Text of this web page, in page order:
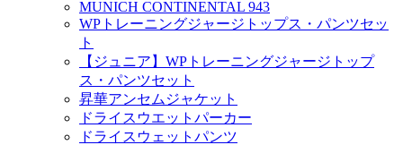
MUNICH CONTINENTAL 943
WPトレーニングジャージトップス・パンツセッ
ト
【ジュニア】WPトレーニングジャージトップ
ス・パンツセット
昇華アンセムジャケット
ドライスウエットパーカー
ドライスウェットパンツ